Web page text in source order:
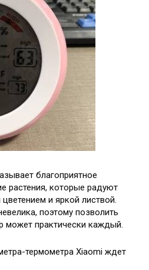
благоприятное
растения, которые радуют
и яркой листвой.
поэтому позволить
может практически каждый.
термометра Xiaomi ждет